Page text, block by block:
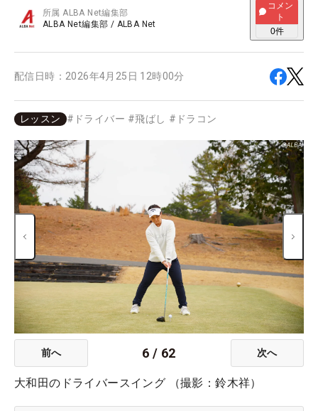
所属ALBA Net編集部
ALBA Net編集部 / ALBA Net
コメン
ト
0件
配信日時： 2026年4月25日 12時00分
レッスン # ドライバー #飛ばし # ドラコン
前へ 6 / 62 次へ
大和田のドライバースイング （撮影：鈴木祥）